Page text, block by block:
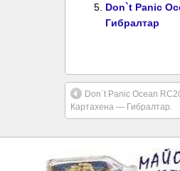
Don`t Panic
Гибралтар
Don`t Panic Ocean
Картахена — Гибралтар.